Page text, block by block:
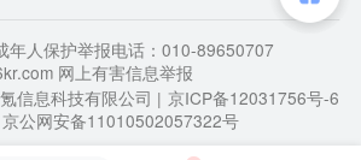
年人保护举报电话：010-89650707
网上有害信息举报
信息科技有限公司 | 京ICP备12031756号-6
公网安备11010502057322号